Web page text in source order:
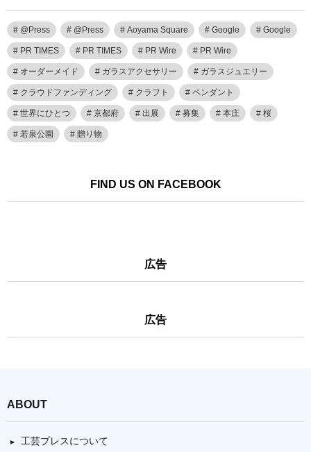
@Press @Press Aoyama Square Google Google
PR TIMES PR TIMES PR Wire PR Wire
オーダーメイド ガラスアクセサリー ガラスジュエリー
クラウドファンディング クラフト ペンダント
世界にひとつ 京都府 出展 募集 本庄 桜
若泉公園 贈り物
FIND US ON FACEBOOK
広告
広告
ABOUT
工芸プレスについて